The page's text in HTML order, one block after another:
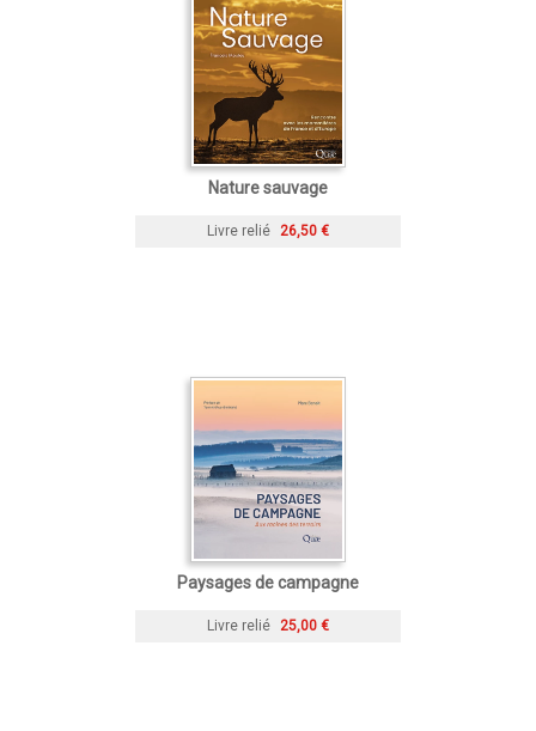
Nature sauvage
Livre relié 26,50 €
Paysages de campagne
Livre relié 25,00 €